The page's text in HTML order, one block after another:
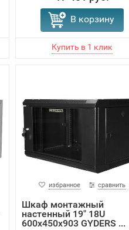
В корзину
избранное сравнить
Шкаф монтажный
настенный 19" 18U
600х450х903 GYDERS ...